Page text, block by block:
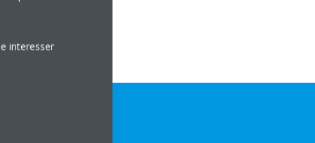
interesser